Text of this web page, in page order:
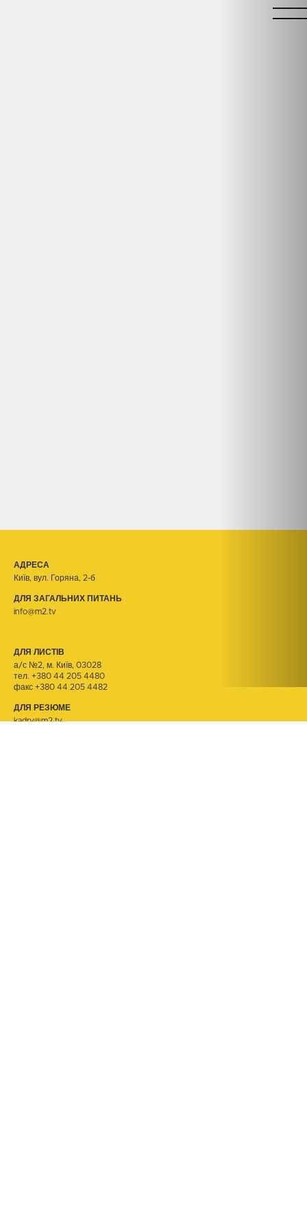
АДРЕСА
Київ, вул. Горяна, 2-б
ДЛЯ ЗАГАЛЬНИХ ПИТАНЬ
info@m2.tv
ДЛЯ ЛИСТІВ
а/с №2, м. Київ, 03028
тел. +380 44 205 4480
факс +380 44 205 4482
ДЛЯ РЕЗЮМЕ
kadry@m2.tv